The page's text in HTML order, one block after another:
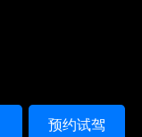
预约试驾